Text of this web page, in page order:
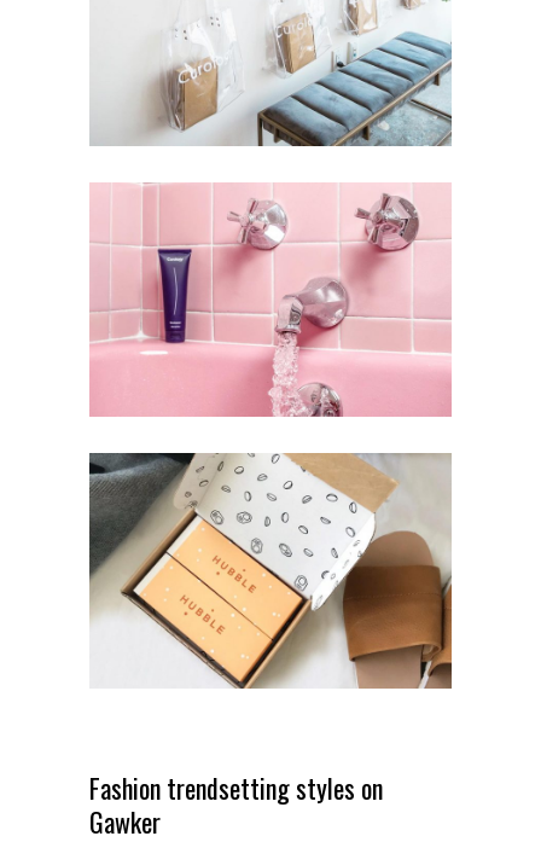
Fashion trendsetting styles on
Gawker